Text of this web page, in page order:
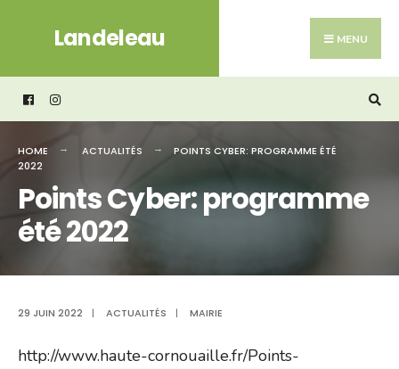
Landeleau MENU
HOME ACTUALITÉS
POINTS CYBER: PROGRAMME ÉTÉ
2022
Points Cyber: programme
été 2022
29 JUIN 2022 | ACTUALITÉS | MAIRIE
http://www.haute-cornouaille.fr/Points-
for: